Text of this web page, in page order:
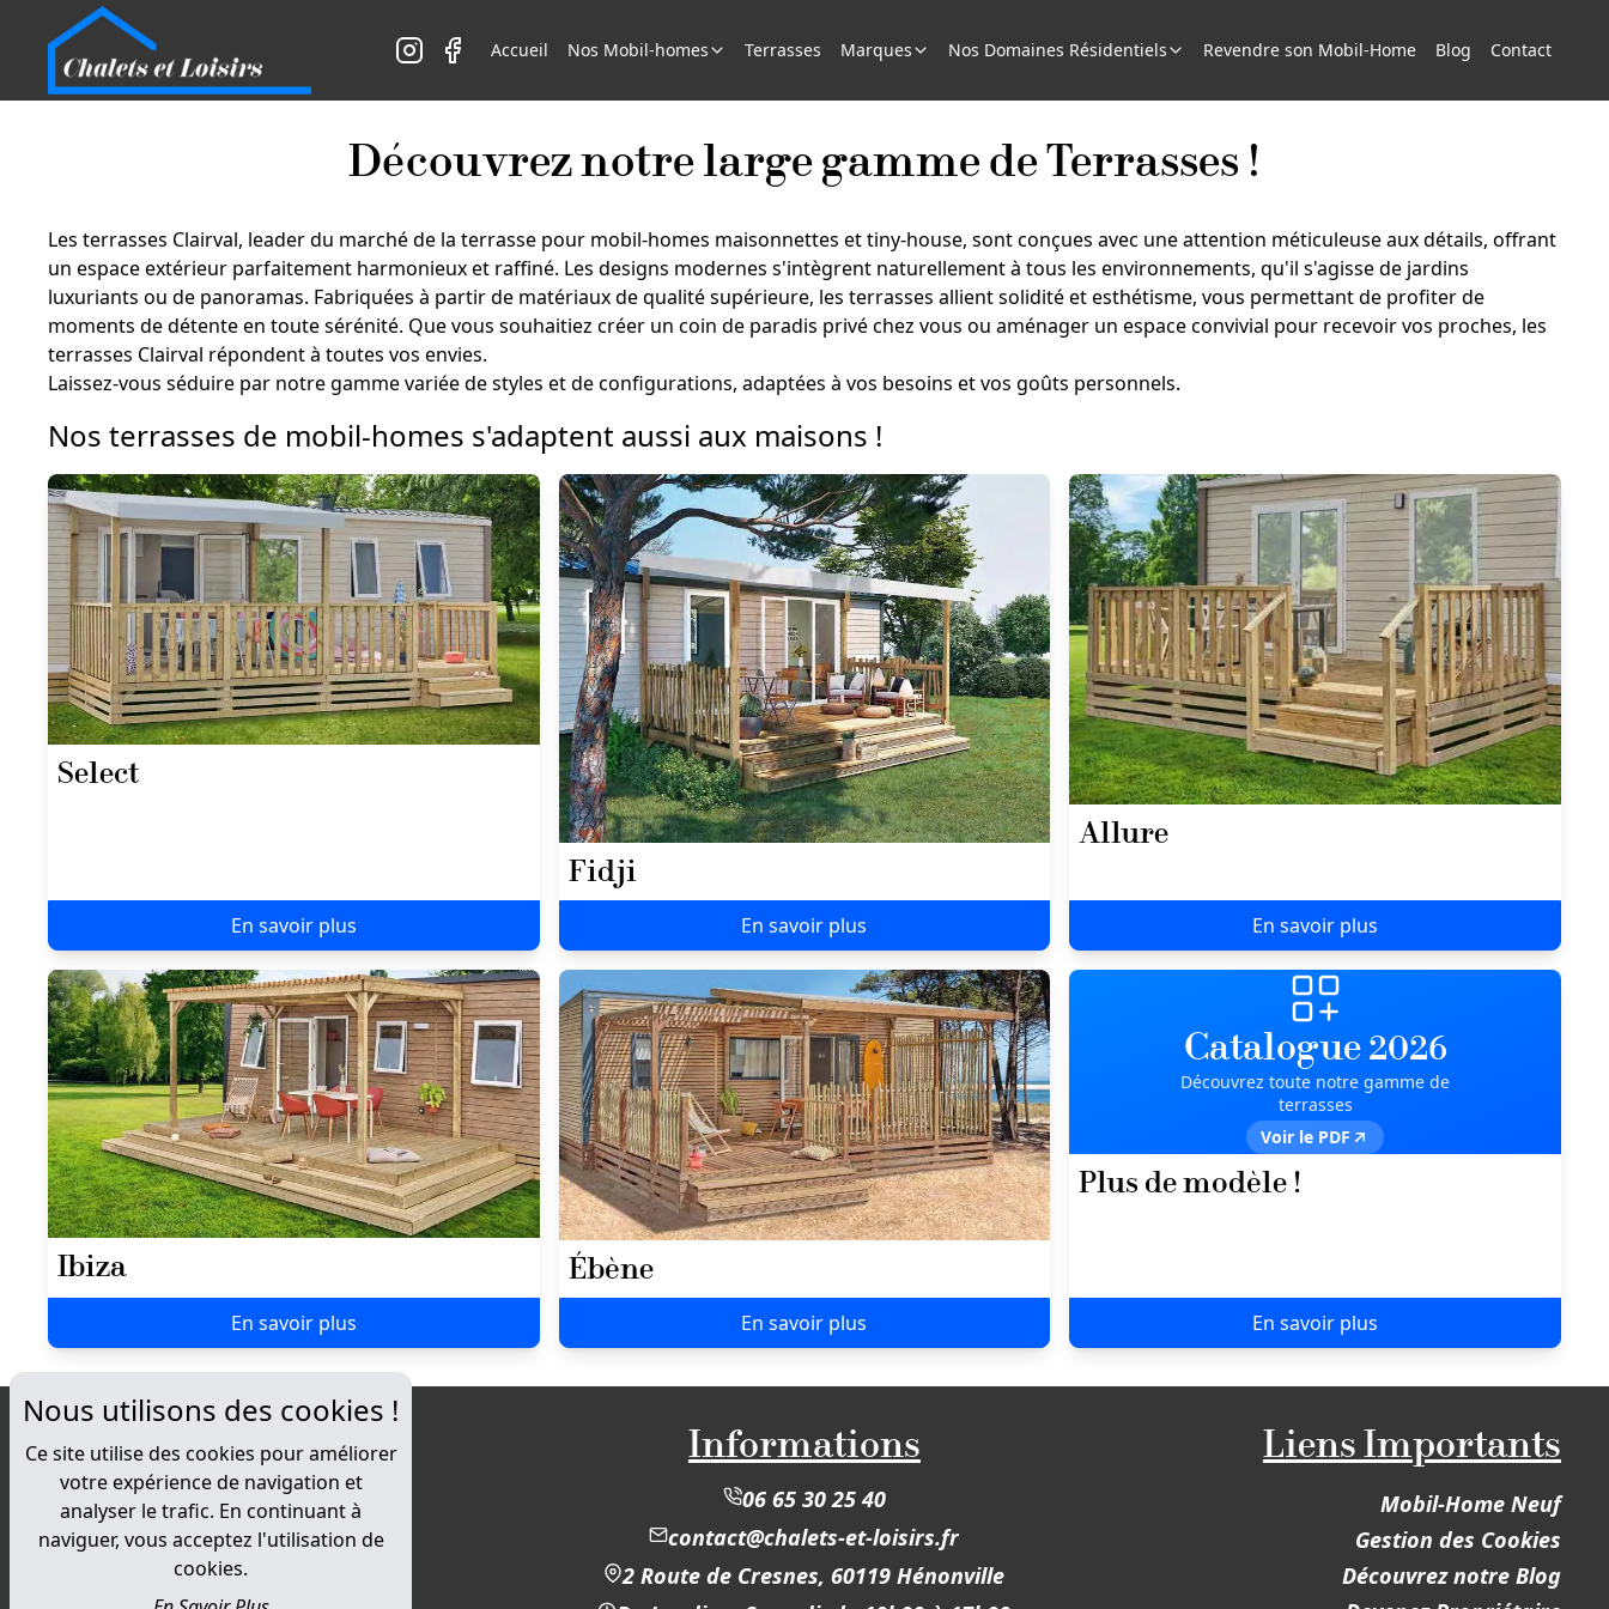
Accueil Nos Mobil-homes Terrasses Marques Nos Domaines Résidentiels Revendre son Mobil-Home Blog Contact
Découvrez notre large gamme de Terrasses !
Les terrasses Clairval, leader du marché de la terrasse pour mobil-homes maisonnettes et tiny-house, sont conçues avec une attention méticuleuse aux détails, offrant
un espace extérieur parfaitement harmonieux et raffiné. Les designs modernes s'intègrent naturellement à tous les environnements, qu'il s'agisse de jardins
luxuriants ou de panoramas. Fabriquées à partir de matériaux de qualité supérieure, les terrasses allient solidité et esthétisme, vous permettant de profiter de
moments de détente en toute sérénité. Que vous souhaitiez créer un coin de paradis privé chez vous ou aménager un espace convivial pour recevoir vos proches, les
terrasses Clairval répondent à toutes vos envies.
Laissez-vous séduire par notre gamme variée de styles et de configurations, adaptées à vos besoins et vos goûts personnels.
Nos terrasses de mobil-homes s'adaptent aussi aux maisons !
Select
En savoir plus
Fidji
En savoir plus
Allure
En savoir plus
Ibiza
En savoir plus
Ébène
En savoir plus
Catalogue 2026
Découvrez toute notre gamme de
terrasses
Voir le PDF
Plus de modèle !
En savoir plus
Informations
06 65 30 25 40
contact@chalets-et-loisirs.fr
2 Route de Cresnes, 60119 Hénonville
Liens Importants
Mobil-Home Neuf
Gestion des Cookies
Nous utilisons des cookies !
Ce site utilise des cookies pour améliorer
votre expérience de navigation et
analyser le trafic. En continuant à
naviguer, vous acceptez l'utilisation de
cookies.
Découvrez notre Blog